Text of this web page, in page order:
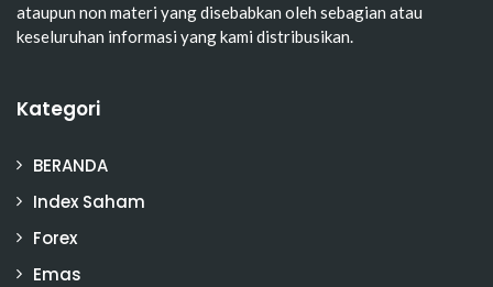
ataupun non materi yang disebabkan oleh sebagian atau
keseluruhan informasi yang kami distribusikan.
Kategori
BERANDA
Index Saham
Forex
Emas